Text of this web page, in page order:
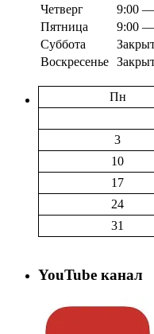
Четверг
9:00
Пятница
9:00
Суббота
Воскресенье
Пн
3
10
17
24
31
YouTube канал